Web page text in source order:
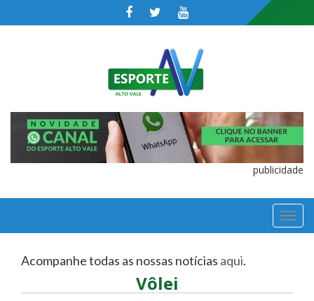
publicidade
Acompanhe todas as nossas notícias aqui.
Vôlei